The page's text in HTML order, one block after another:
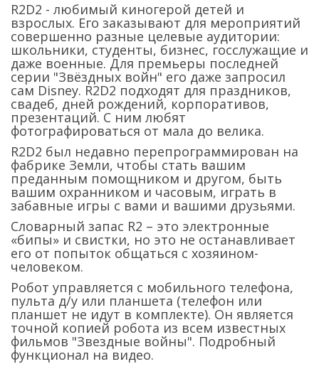
R2D2 - любимый киногерой детей и
взрослых. Его заказывают для мероприятий
совершенно разные целевые аудитории:
школьники, студенты, бизнес, госслужащие и
даже военные. Для премьеры последней
серии "Звёздных войн" его даже запросил
сам Disney. R2D2 подходят для праздников,
свадеб, дней рождений, корпоративов,
презентаций. С ним любят
фотографироваться от мала до велика.
R2D2 был недавно перепрограммирован на
фабрике Земли, чтобы стать вашим
преданным помощником и другом, быть
вашим охранником и часовым, играть в
забавные игры с вами и вашими друзьями.
Словарный запас R2 – это электронные
«бипы» и свистки, но это не останавливает
его от попыток общаться с хозяином-
человеком.
Робот управляется с мобильного телефона,
пульта д/у или планшета (телефон или
планшет не идут в комплекте). Он является
точной копией робота из всем известных
фильмов "Звездные войны". Подробный
функционал на видео.